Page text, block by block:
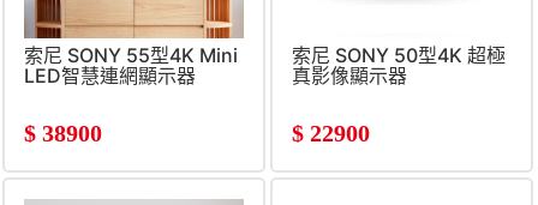
索尼 SONY 55型4K Mini
LED智慧連網顯示器
$ 38900
索尼 SONY 50型4K 超極
真影像顯示器
$ 22900